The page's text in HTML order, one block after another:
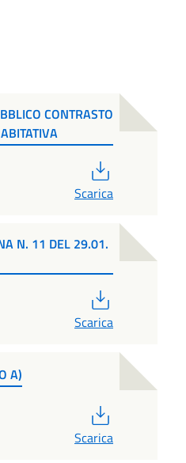
CONTRASTO
Scarica
N. 11 DEL 29.01.
Scarica
A)
Scarica